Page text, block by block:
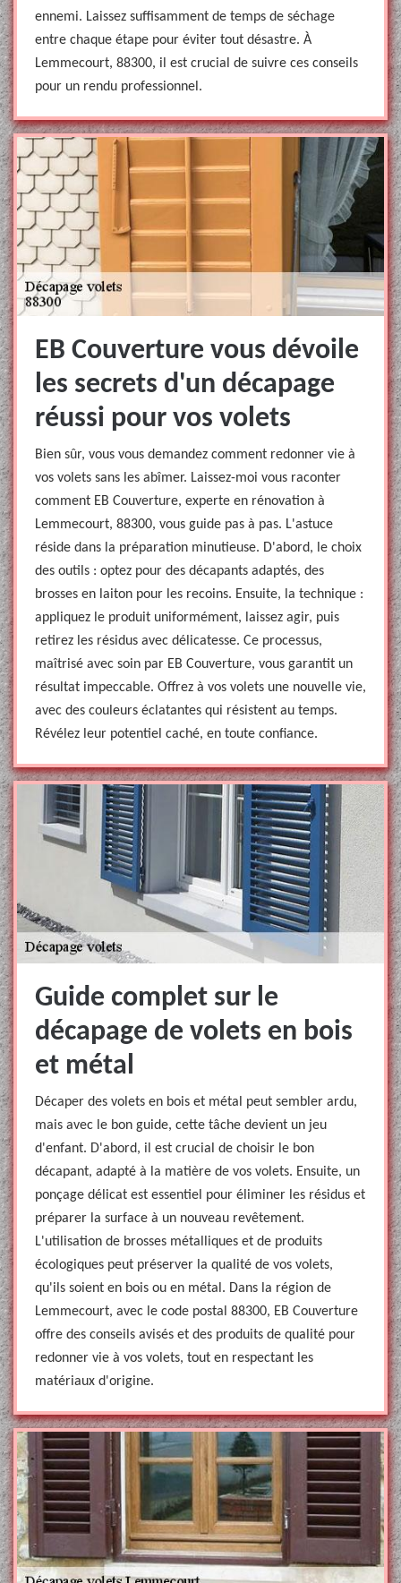
ennemi. Laissez suffisamment de temps de séchage
entre chaque étape pour éviter tout désastre. À
Lemmecourt, 88300, il est crucial de suivre ces conseils
pour un rendu professionnel.
EB Couverture vous dévoile
les secrets d'un décapage
réussi pour vos volets
Bien sûr, vous vous demandez comment redonner vie à
vos volets sans les abîmer. Laissez-moi vous raconter
comment EB Couverture, experte en rénovation à
Lemmecourt, 88300, vous guide pas à pas. L'astuce
réside dans la préparation minutieuse. D'abord, le choix
des outils : optez pour des décapants adaptés, des
brosses en laiton pour les recoins. Ensuite, la technique :
appliquez le produit uniformément, laissez agir, puis
retirez les résidus avec délicatesse. Ce processus,
maîtrisé avec soin par EB Couverture, vous garantit un
résultat impeccable. Offrez à vos volets une nouvelle vie,
avec des couleurs éclatantes qui résistent au temps.
Révélez leur potentiel caché, en toute confiance.
Guide complet sur le
décapage de volets en bois
et métal
Décaper des volets en bois et métal peut sembler ardu,
mais avec le bon guide, cette tâche devient un jeu
d'enfant. D'abord, il est crucial de choisir le bon
décapant, adapté à la matière de vos volets. Ensuite, un
ponçage délicat est essentiel pour éliminer les résidus et
préparer la surface à un nouveau revêtement.
L'utilisation de brosses métalliques et de produits
écologiques peut préserver la qualité de vos volets,
qu'ils soient en bois ou en métal. Dans la région de
Lemmecourt, avec le code postal 88300, EB Couverture
offre des conseils avisés et des produits de qualité pour
redonner vie à vos volets, tout en respectant les
matériaux d'origine.